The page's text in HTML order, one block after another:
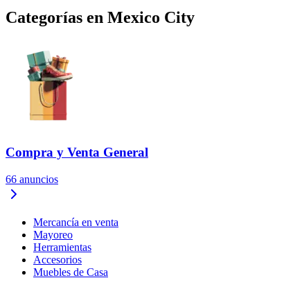
Categorías en Mexico City
Compra y Venta General
66 anuncios
Mercancía en venta
Mayoreo
Herramientas
Accesorios
Muebles de Casa